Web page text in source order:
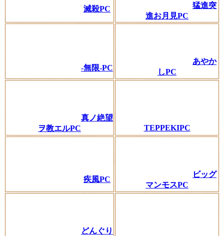
滅殺PC
猛進突
進お月見PC
-無限-PC
あやか
しPC
真ノ絶望
ヲ教エルPC
TEPPEKIPC
疾風PC
ビッグ
マンモスPC
どんぐり